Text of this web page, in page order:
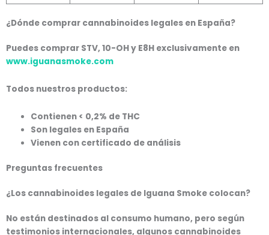
¿Dónde comprar cannabinoides legales en España?
Puedes comprar STV, 10-OH y E8H exclusivamente en
www.iguanasmoke.com
Todos nuestros productos:
Contienen < 0,2% de THC
Son legales en España
Vienen con certificado de análisis
Preguntas frecuentes
¿Los cannabinoides legales de Iguana Smoke colocan?
No están destinados al consumo humano, pero según
testimonios internacionales, algunos cannabinoides